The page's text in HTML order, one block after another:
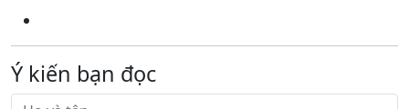
Ý kiến bạn đọc